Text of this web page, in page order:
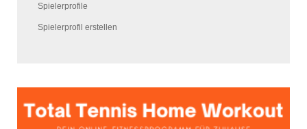
Spielerprofile
Spielerprofil erstellen